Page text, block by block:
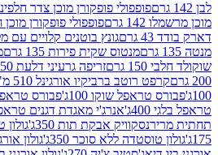
פופפולי פופקורן מוכן צדר חלפיניו 142 גרם
גרם
פופפולי פופקורן מוכן חמאה 142 גרם
גונץ בוטנים קלויים עם מלח 150 גר'
מנטוס שקית פירות 135 גרם
מארז מקלות
זריפה גרעיני דלעת 250 גרם
רוטב ברביקיו אורגינל 510 מ"ל
פבורס
שוקו 100ג'
פבורס טראפל לבן וניל 100ג'
אנרג'י מאגדת דגנים טראפלס ושוקולד
נסקוויק אבקת תות 350ג'
גולון טוסטדה
ללא סוכר 350ג'
גולון אורגני ביו